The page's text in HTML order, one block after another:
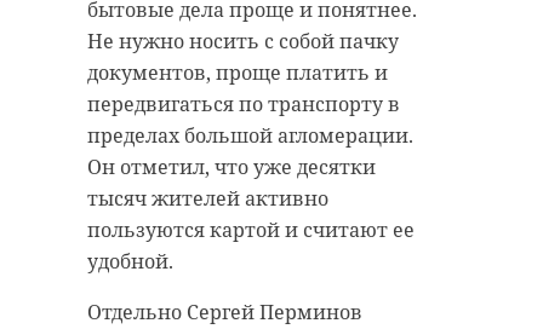
бытовые дела проще и понятнее.
Не нужно носить с собой пачку
документов, проще платить и
передвигаться по транспорту в
пределах большой агломерации.
Он отметил, что уже десятки
тысяч жителей активно
пользуются картой и считают ее
удобной.
Отдельно Сергей Перминов